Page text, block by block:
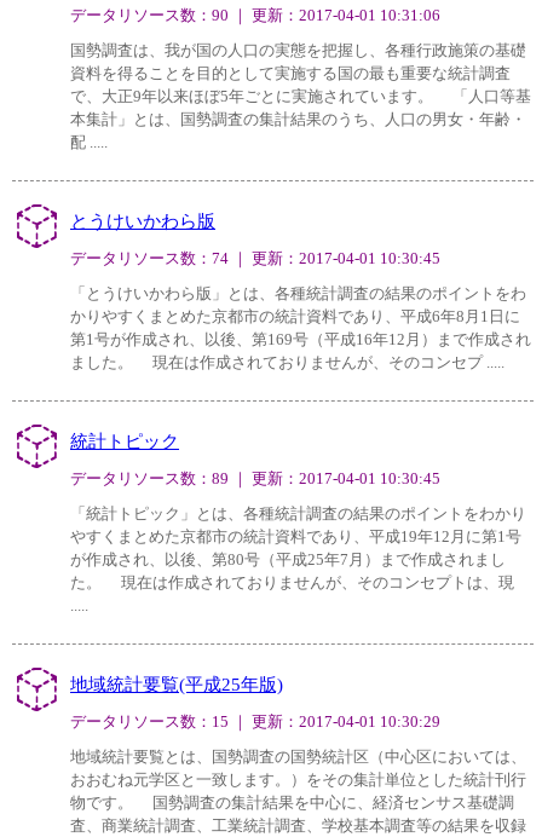
データリソース数：90 ｜ 更新：2017-04-01 10:31:06
国勢調査は、我が国の人口の実態を把握し、各種行政施策の基礎
資料を得ることを目的として実施する国の最も重要な統計調査
で、大正9年以来ほぼ5年ごとに実施されています。 「人口等基
本集計」とは、国勢調査の集計結果のうち、人口の男女・年齢・
配 .....
とうけいかわら版
データリソース数：74 ｜ 更新：2017-04-01 10:30:45
「とうけいかわら版」とは、各種統計調査の結果のポイントをわ
かりやすくまとめた京都市の統計資料であり、平成6年8月1日に
第1号が作成され、以後、第169号（平成16年12月）まで作成され
ました。 現在は作成されておりませんが、そのコンセプ .....
統計トピック
データリソース数：89 ｜ 更新：2017-04-01 10:30:45
「統計トピック」とは、各種統計調査の結果のポイントをわかり
やすくまとめた京都市の統計資料であり、平成19年12月に第1号
が作成され、以後、第80号（平成25年7月）まで作成されまし
た。 現在は作成されておりませんが、そのコンセプトは、現
.....
地域統計要覧(平成25年版)
データリソース数：15 ｜ 更新：2017-04-01 10:30:29
地域統計要覧とは、国勢調査の国勢統計区（中心区においては、
おおむね元学区と一致します。）をその集計単位とした統計刊行
物です。 国勢調査の集計結果を中心に、経済センサス基礎調
査、商業統計調査、工業統計調査、学校基本調査等の結果を収録